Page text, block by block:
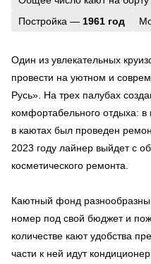
Постройка — 1961 год
Один из увлекательных
провести на уютном и
Русь». На трех палубах
комфортабельного отдыха: в
в каютах был проведен
2023 году лайнер выйдет с
косметического ремонта.
Каютный фонд
номер под свой бюджет и
количестве кают удобства
части к ней идут